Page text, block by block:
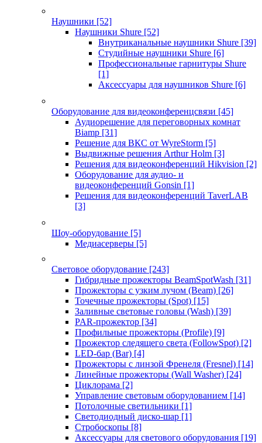
Наушники [52]
Наушники Shure [52]
Внутриканальные наушники Shure [39]
Студийные наушники Shure [6]
Профессиональные гарнитуры Shure
[1]
Аксессуары для наушников Shure [6]
Оборудование для видеоконференцсвязи [45]
Аудиорешение для переговорных комнат
Biamp [31]
Решение для ВКС от WyreStorm [5]
Выдвижные решения Arthur Holm [3]
Решения для видеоконференций Hikvision [2]
Оборудование для аудио- и
видеоконференций Gonsin [1]
Решения для видеоконференций TaverLAB
[3]
Шоу-оборудование [5]
Медиасерверы [5]
Световое оборудование [243]
Гибридные прожекторы BeamSpotWash [31]
Прожекторы с узким лучом (Beam) [26]
Точечные прожекторы (Spot) [15]
Заливные световые головы (Wash) [39]
PAR-прожектор [34]
Профильные прожекторы (Profile) [9]
Прожектор следящего света (FollowSpot) [2]
LED-бар (Bar) [4]
Прожекторы с линзой Френеля (Fresnel) [14]
Линейные прожекторы (Wall Washer) [24]
Циклорама [2]
Управление световым оборудованием [14]
Потолочные светильники [1]
Светодиодный диско-шар [1]
Стробоскопы [8]
Аксессуары для светового оборудования [19]